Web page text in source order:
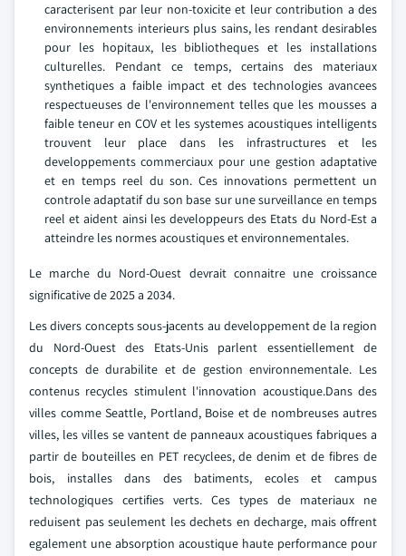
caracterisent par leur non-toxicite et leur contribution a des
environnements interieurs plus sains, les rendant desirables
pour les hopitaux, les bibliotheques et les installations
culturelles. Pendant ce temps, certains des materiaux
synthetiques a faible impact et des technologies avancees
respectueuses de l'environnement telles que les mousses a
faible teneur en COV et les systemes acoustiques intelligents
trouvent leur place dans les infrastructures et les
developpements commerciaux pour une gestion adaptative
et en temps reel du son. Ces innovations permettent un
controle adaptatif du son base sur une surveillance en temps
reel et aident ainsi les developpeurs des Etats du Nord-Est a
atteindre les normes acoustiques et environnementales.
Le marche du Nord-Ouest devrait connaitre une croissance
significative de 2025 a 2034.
Les divers concepts sous-jacents au developpement de la region
du Nord-Ouest des Etats-Unis parlent essentiellement de
concepts de durabilite et de gestion environnementale. Les
contenus recycles stimulent l'innovation acoustique.Dans des
villes comme Seattle, Portland, Boise et de nombreuses autres
villes, les villes se vantent de panneaux acoustiques fabriques a
partir de bouteilles en PET recyclees, de denim et de fibres de
bois, installes dans des batiments, ecoles et campus
technologiques certifies verts. Ces types de materiaux ne
reduisent pas seulement les dechets en decharge, mais offrent
egalement une absorption acoustique haute performance pour